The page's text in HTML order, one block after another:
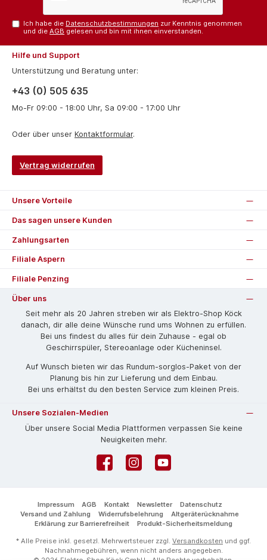
Ich habe die Datenschutzbestimmungen zur Kenntnis genommen
und dieAGB gelesen und bin mit ihnen einverstanden.
Hilfe und Support
Unterstützung und Beratung unter:
+43 (0) 505 635
Mo-Fr 09:00 - 18:00 Uhr, Sa 09:00 - 17:00 Uhr
Oder über unser Kontaktformular.
Vertrag widerrufen
Unsere Vorteile
Das sagen unsere Kunden
Zahlungsarten
Filiale Aspern
Filiale Penzing
Über uns
Seit mehr als 20 Jahren streben wir als Elektro-Shop Köck
danach, dir alle deine Wünsche rund ums Wohnen zu erfüllen.
Bei uns findest du alles für dein Zuhause - egal ob
Geschirrspüler, Stereoanlage oder Kücheninsel.
Auf Wunsch bieten wir das Rund­um-sorg­los-Pa­ket von der
Planung bis hin zur Lieferung und dem Einbau.
Bei uns erhältst du den besten Service zum kleinen Preis.
Unsere Sozialen-Medien
Über unsere Social Media Plattformen verpassen Sie keine
Neuigkeiten mehr.
FacebookInstagramYouTube
Impressum AGB Kontakt Newsletter
Datenschutz
Versand und Zahlung
Widerrufsbelehrung
Altgeräterücknahme
Erklärung zur Barrierefreiheit
Produkt-Sicherheitsmeldung
* Alle Preise inkl. gesetzl. Mehrwertsteuer zzgl. Versandkosten und ggf.
Nachnahmegebühren, wenn nicht anders angegeben.